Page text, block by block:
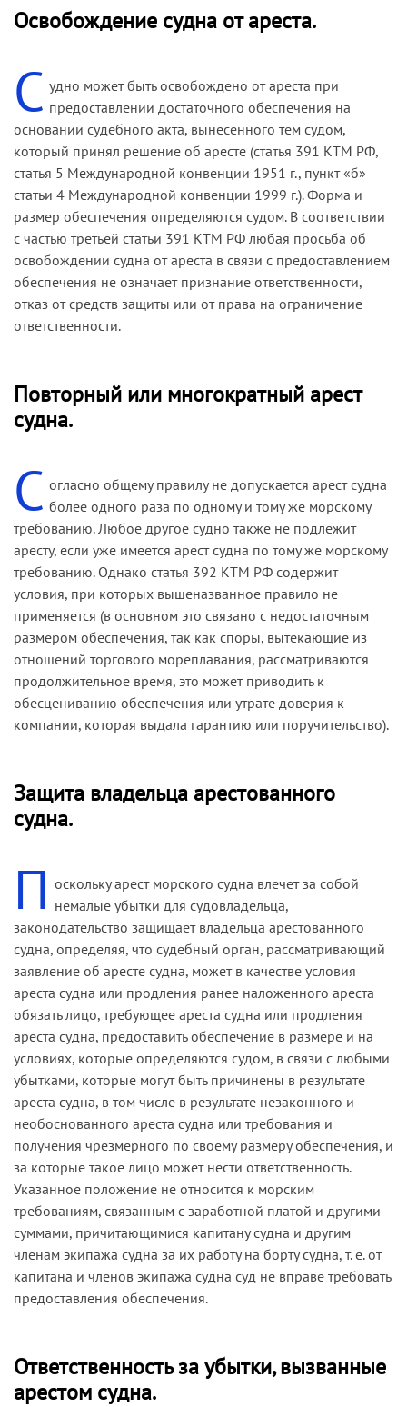
относящемуся к этому судну, истец может
фрахтователю, с соблюдением постановлений
Конвенции, но никакое другое судно,
принадлежащее собственнику, не может быть
подвергнуто аресту в силу этого морского
требования.
Из материалов дела усматривается, что морское
требование возникло в связи с ремонтом судна
«Henriette», владельцем которого является
компания «P/R Odd Wagle ANS». Суд наложил
арест на судно «Лунденес», неправильно
определив компанию «International Docking
ремонт судов «Henriette» и «Лунденес», в
которых судовладельцем именовалась
указанная компания.
зарегистрированным в регистре торгового
флота Гибралтара, значится компания
«Skipsaksjeselsrapet Polaris». В подтверждение
этому была представлена копия Сертификата
британского регистра с нотариально
заверенным переводом на русский язык и
апостилем. Таким образом, суду не было
представлено доказательств, что компания-
ответчик по морскому требованию является
фрахтователем или собственником судна, в
связи с чем арест был признан неправомерным
(Постановление Президиума Высшего
Освобождение судна от ареста.
С удно может быть освобождено от ареста при
предоставлении достаточного обеспечения на
основании судебного акта, вынесенного тем судом,
который принял решение об аресте (статья 391 КТМ РФ,
статья 5 Международной конвенции 1951 г., пункт «б»
статьи 4 Международной конвенции 1999 г.). Форма и
размер обеспечения определяются судом. В соответствии
с частью третьей статьи 391 КТМ РФ любая просьба об
освобождении судна от ареста в связи с предоставлением
обеспечения не означает признание ответственности,
отказ от средств защиты или от права на ограничение
ответственности.
Повторный или многократный арест
судна.
С огласно общему правилу не допускается арест судна
более одного раза по одному и тому же морскому
требованию. Любое другое судно также не подлежит
аресту, если уже имеется арест судна по тому же морскому
требованию. Однако статья 392 КТМ РФ содержит
условия, при которых вышеназванное правило не
применяется (в основном это связано с недостаточным
размером обеспечения, так как споры, вытекающие из
отношений торгового мореплавания, рассматриваются
продолжительное время, это может приводить к
обесцениванию обеспечения или утрате доверия к
компании, которая выдала гарантию или поручительство).
Защита владельца арестованного
судна.
П оскольку арест морского судна влечет за собой
немалые убытки для судовладельца,
законодательство защищает владельца арестованного
судна, определяя, что судебный орган, рассматривающий
заявление об аресте судна, может в качестве условия
ареста судна или продления ранее наложенного ареста
обязать лицо, требующее ареста судна или продления
ареста судна, предоставить обеспечение в размере и на
условиях, которые определяются судом, в связи с любыми
убытками, которые могут быть причинены в результате
ареста судна, в том числе в результате незаконного и
необоснованного ареста судна или требования и
получения чрезмерного по своему размеру обеспечения, и
за которые такое лицо может нести ответственность.
Указанное положение не относится к морским
требованиям, связанным с заработной платой и другими
суммами, причитающимися капитану судна и другим
членам экипажа судна за их работу на борту судна, т. е. от
капитана и членов экипажа судна суд не вправе требовать
предоставления обеспечения.
Ответственность за убытки, вызванные
арестом судна.